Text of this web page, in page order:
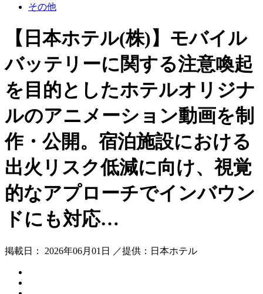
その他
【日本ホテル(株)】モバイル
バッテリーに関する注意喚起
を目的としたホテルオリジナ
ルのアニメーション動画を制
作・公開。宿泊施設における
出火リスク低減に向け、視覚
的なアプローチでインバウン
ドにも対応…
掲載日： 2026年06月01日 ／提供：日本ホテル